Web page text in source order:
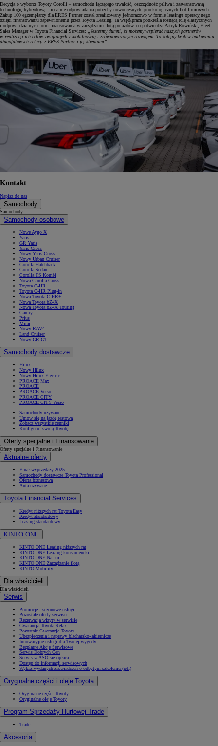
Decyzja o wyborze Toyoty Corolli – samochodu łączącego trwałość, oszczędność paliwa i zaawansowaną
technologię hybrydową – idealnie odpowiada na potrzeby nowoczesnych, proekologicznych flot firmowych.
Zakup 100 egzemplarzy dla ERES Partner został zrealizowany jednorazowo w formie leasingu operacyjnego
dzięki finansowaniu zapewnionemu przez Toyota Leasing. Ta współpraca podkreśla rosnącą rolę elastycznych
i odpowiedzialnych form finansowania w zarządzaniu flotą pojazdów, co potwierdza Patryk Rowiński, Fleet
Sales Manager w Toyota Financial Services:
„Jesteśmy dumni, że możemy wspierać naszych partnerów
w realizacji ich celów związanych z mobilnością i zrównoważonym rozwojem. To kolejny krok w budowaniu
długofalowych relacji z ERES Partner i jej klientami”.
Kontakt
Napisz do nas
Samochody
Samochody
Samochody osobowe
Nowe Aygo X
Yaris
GR Yaris
Yaris Cross
Nowy Yaris Cross
Nowy Urban Cruiser
Corolla Hatchback
Corolla Sedan
Corolla TS Kombi
Nowa Corolla Cross
Toyota C-HR
Toyota C-HR Plug-in
Nowa Toyota C-HR+
Nowa Toyota bZ4X
Nowa Toyota bZ4X Touring
Camry
Prius
Mirai
Nowy RAV4
Land Cruiser
Nowy GR GT
Samochody dostawcze
Hilux
Nowy Hilux
Nowy Hilux Electric
PROACE Max
PROACE
PROACE Verso
PROACE CITY
PROACE CITY Verso
Samochody używane
Umów się na jazdę testową
Zobacz wszystkie cenniki
Konfiguruj swoją Toyotę
Oferty specjalne i Finansowanie
Oferty specjalne i Finansowanie
Aktualne oferty
Finał wyprzedaży 2025
Samochody dostawcze Toyota Professional
Oferta biznesowa
Auta używane
Toyota Financial Services
Kredyt niższych rat Toyota Easy
Kredyt standardowy
Leasing standardowy
KINTO ONE
KINTO ONE Leasing niższych rat
KINTO ONE Leasing konsumencki
KINTO ONE Najem
KINTO ONE Zarządzanie flotą
KINTO Mobility
Dla właścicieli
Dla właścicieli
Serwis
Promocje i sezonowe usługi
Pozostałe oferty serwisu
Rezerwacja wizyty w serwisie
Gwarancja Toyota Relax
Pozostałe Gwarancje Toyoty
Ubezpieczenia i naprawy blacharsko-lakiernicze
Innowacyjne usługi dla Twojej wygody
Bezpłatne Akcje Serwisowe
Serwis Dobrych Cen
Serwis w ASO się opłaca
Dostęp do informacji serwisowych
Wykaz wydanych zaświadczeń o odbytym szkoleniu (pdf)
Oryginalne części i oleje Toyota
Oryginalne części Toyoty
Oryginalne oleje Toyoty
Program Sprzedaży Hurtowej Trade
Trade
Akcesoria